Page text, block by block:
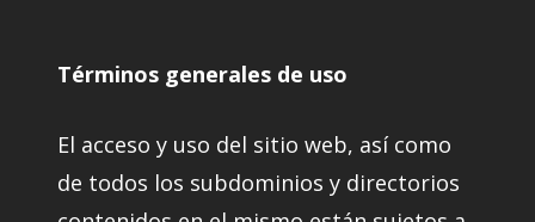
Términos generales de uso
El acceso y uso del sitio web, así como
de todos los subdominios y directorios